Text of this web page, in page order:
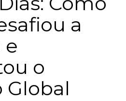
a
e
o
Global